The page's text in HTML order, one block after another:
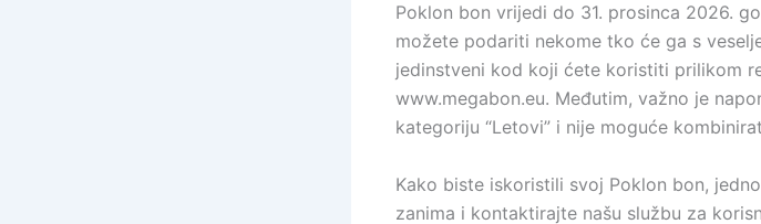
Poklon bon vrijedi do 31. prosinca 2026.
možete podariti nekome tko će ga s
jedinstveni kod koji ćete koristiti prilikom
www.megabon.eu. Međutim, važno je
kategoriju “Letovi” i nije moguće
Kako biste iskoristili svoj Poklon bon,
zanima i kontaktirajte našu službu za